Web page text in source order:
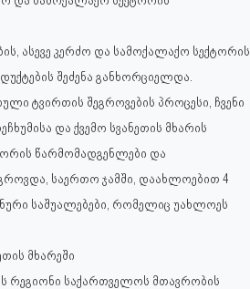
ასევე კერძო და სამოქალაქო სექტორის
შეძენა განხორციელდა.
ტვირთის შეგროვების პროცესი, ჩვენი
და ქვემო სვანეთის მხარის
წარმომადგენლები და
საერთო ჯამში, დაახლოებით 4
საშუალებები, რომელიც უახლოეს
მხარეში
რეგიონი საქართველოს მთავრობის